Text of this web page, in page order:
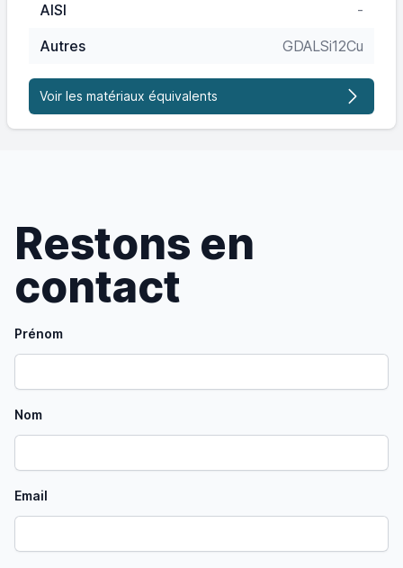
AISI
-
Autres
GDALSi12Cu
Voir les matériaux équivalents
Restons en
contact
Prénom
Nom
Email